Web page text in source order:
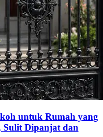
untuk Rumah yang
Dipanjat dan